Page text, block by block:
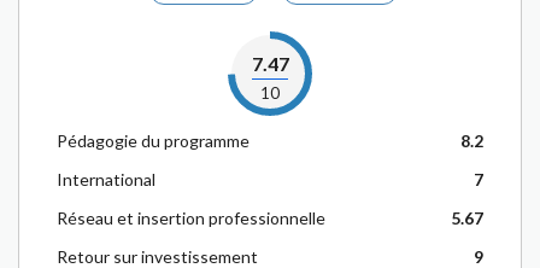
7.47
10
Pédagogie du programme
8.2
International
7
Réseau et insertion professionnelle
5.67
Retour sur investissement
9